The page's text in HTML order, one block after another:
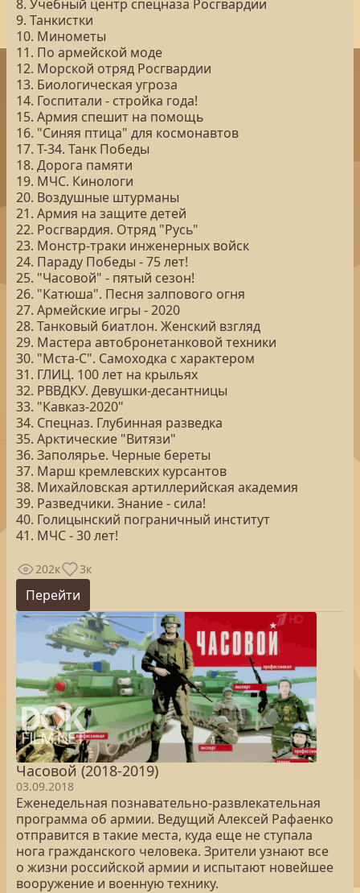
8. Учебный центр спецназа Росгвардии
9. Танкистки
10. Минометы
11. По армейской моде
12. Морской отряд Росгвардии
13. Биологическая угроза
14. Госпитали - стройка года!
15. Армия спешит на помощь
16. "Синяя птица" для космонавтов
17. Т-34. Танк Победы
18. Дорога памяти
19. МЧС. Кинологи
20. Воздушные штурманы
21. Армия на защите детей
22. Росгвардия. Отряд "Русь"
23. Монстр-траки инженерных войск
24. Параду Победы - 75 лет!
25. "Часовой" - пятый сезон!
26. "Катюша". Песня залпового огня
27. Армейские игры - 2020
28. Танковый биатлон. Женский взгляд
29. Мастера автобронетанковой техники
30. "Мста-С". Самоходка с характером
31. ГЛИЦ. 100 лет на крыльях
32. РВВДКУ. Девушки-десантницы
33. "Кавказ-2020"
34. Спецназ. Глубинная разведка
35. Арктические "Витязи"
36. Заполярье. Черные береты
37. Марш кремлевских курсантов
38. Михайловская артиллерийская академия
39. Разведчики. Знание - сила!
40. Голицынский пограничный институт
41. МЧС - 30 лет!
202к 3к
Перейти
Часовой (2018-2019)
03.09.2018
Еженедельная познавательно-развлекательная
программа об армии. Ведущий Алексей Рафаенко
отправится в такие места, куда еще не ступала
нога гражданского человека. Зрители узнают все
о жизни российской армии и испытают новейшее
вооружение и военную технику.